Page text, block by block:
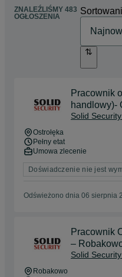
ZNALEŹLIŚMY 483
OGŁOSZENIA
Pracownik
handlowy)-
Solid
Ostrołęka
Pełny etat
Umowa zlecenie
Doświadczenie nie jest
Odświeżono dnia 06 sierpnia
Pracownik
–
Solid
Robakowo